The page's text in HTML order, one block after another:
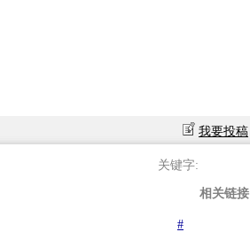
我要投稿
关键字:
相关链接
#